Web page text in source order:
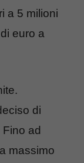
a 5 milioni
euro a
di
ad
massimo